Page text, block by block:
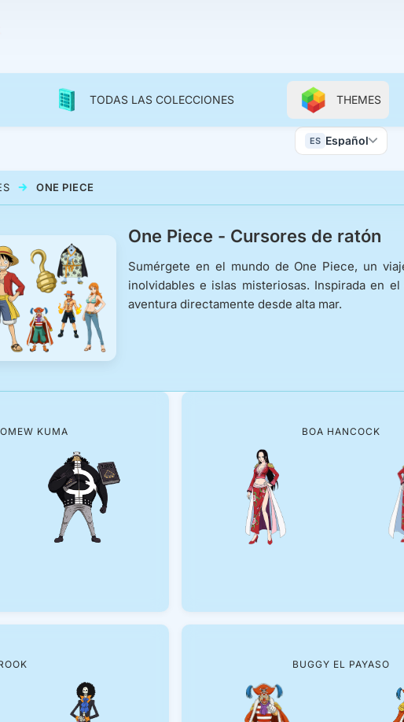
TODAS LAS COLECCIONES THEMES
Color Scheme
Wallpapers
ES Español
ONE PIECE
One Piece - Cursores de ratón
Sumérgete en el mundo de One Piece, un
inolvidables e islas misteriosas. Inspirada en
aventura directamente desde alta mar.
KUMA BOA HANCOCK
BUGGY EL PAYASO